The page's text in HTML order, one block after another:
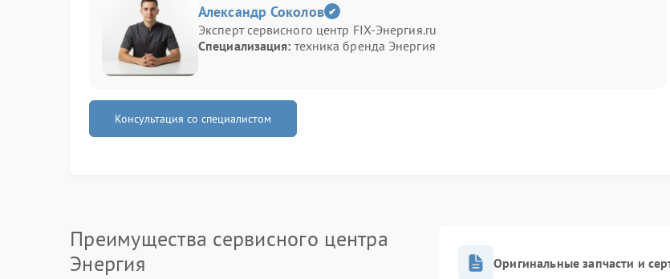
Перед обращением на ремонт Энергия стоит обратить внимание на признаки, которые появляются
при работе устройства. Они позволяют быстрее определить причину неполадки и сократить время
диагностики.
непрерывный звуковой сигнал;
нагрев корпуса;
мигание индикаторов;
резкое сокращение времени автономной работы.
Иногда ситуацию удается устранить без сложных процедур. Перед тем как обращаться в сервис
Энергия, стоит выполнить несколько простых действий.
Александр Соколов
Эксперт сервисного центр FIX-Энергия.ru
Специализация: техника бренда Энергия
Консультация со специалистом
Преимущества сервисного центра
Энергия
Оригинальные запчасти и